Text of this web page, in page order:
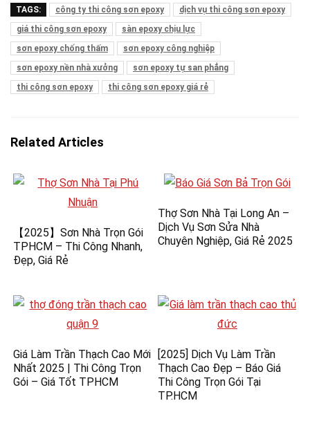
TAGS: công ty thi công sơn epoxy
dịch vụ thi công sơn epoxy
giá thi công sơn epoxy
sàn epoxy chịu lực
sơn epoxy chống thấm
sơn epoxy công nghiệp
sơn epoxy nền nhà xưởng
sơn epoxy tự san phẳng
thi công sơn epoxy
thi công sơn epoxy giá rẻ
Related Articles
【2025】Sơn Nhà Trọn Gói
TPHCM – Thi Công Nhanh,
Đẹp, Giá Rẻ
Thợ Sơn Nhà Tại Long An –
Dịch Vụ Sơn Sửa Nhà
Chuyên Nghiệp, Giá Rẻ 2025
Giá Làm Trần Thạch Cao Mới
Nhất 2025 | Thi Công Trọn
Gói – Giá Tốt TPHCM
[2025] Dịch Vụ Làm Trần
Thạch Cao Đẹp – Báo Giá
Thi Công Trọn Gói Tại
TP.HCM